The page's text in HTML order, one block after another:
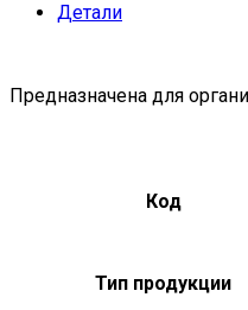
Детали
Предназначена для
Код
Тип продукции